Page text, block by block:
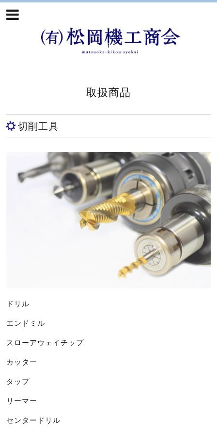
取扱商品
切削工具
ドリル
エンドミル
スローアウェイチップ
カッター
タップ
リーマー
センタードリル